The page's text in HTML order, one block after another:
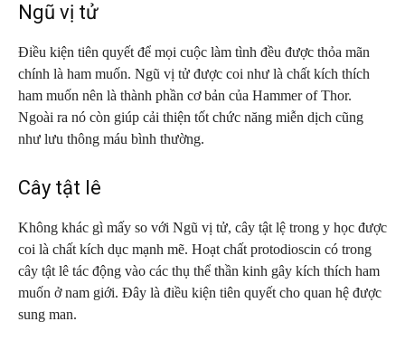
Ngũ vị tử
Điều kiện tiên quyết để mọi cuộc làm tình đều được thỏa mãn
chính là ham muốn. Ngũ vị tử được coi như là chất kích thích
ham muốn nên là thành phần cơ bản của Hammer of Thor.
Ngoài ra nó còn giúp cải thiện tốt chức năng miễn dịch cũng
như lưu thông máu bình thường.
Cây tật lê
Không khác gì mấy so với Ngũ vị tử, cây tật lệ trong y học được
coi là chất kích dục mạnh mẽ. Hoạt chất protodioscin có trong
cây tật lê tác động vào các thụ thể thần kinh gây kích thích ham
muốn ở nam giới. Đây là điều kiện tiên quyết cho quan hệ được
sung man.